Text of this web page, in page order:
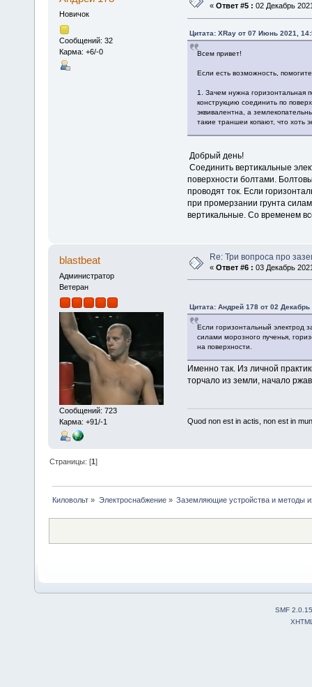
Новичок
Сообщений: 32
Карма: +6/-0
« Ответ #5 : 02 Декабрь
Цитата: XRay от 07 Июнь 2021,
Всем привет!
Если есть возможность,
1. Зачем нужна горизонтальная
конструкцию соединить по
эквивалентна, а
такие траншеи копают, что хоть
Добрый день!
Соединить вертикальные
поверхности болтами.
проводят ток. Если
при промерзании грунта
вертикальные. Со временем
blastbeat
Администратор
Ветеран
Сообщений: 723
Карма: +91/-1
Re: Три вопроса про
« Ответ #6 : 03 Декабрь
Цитата: Андрей 178 от 02
Если горизонтальный электрод
силами морозного пученья,
на поверхности.
Именно так. Из личной
торчало из земли, начало
Quod non est in actis, non est in
Страницы: [1]
Киловольт » Электроснабжение» Заземляющие устройства и методы
SMF 2.0.15